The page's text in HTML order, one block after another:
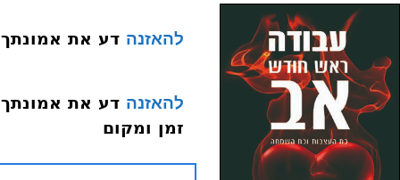
להאזנה דע את אמונתך 013 היסוד האחד עשר שכר ועונש
להאזנה
זמן ומקום